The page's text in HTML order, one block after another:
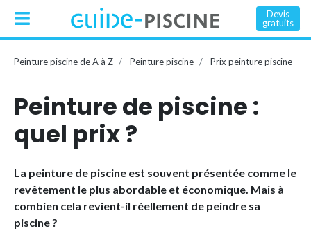
Devis
gratuits
Peinture piscine de A à Z Peinture piscine Prix peinture piscine
Peinture de piscine :
quel prix ?
La peinture de piscine est souvent présentée comme le
revêtement le plus abordable et économique. Mais à
combien cela revient-il réellement de peindre sa
piscine ?